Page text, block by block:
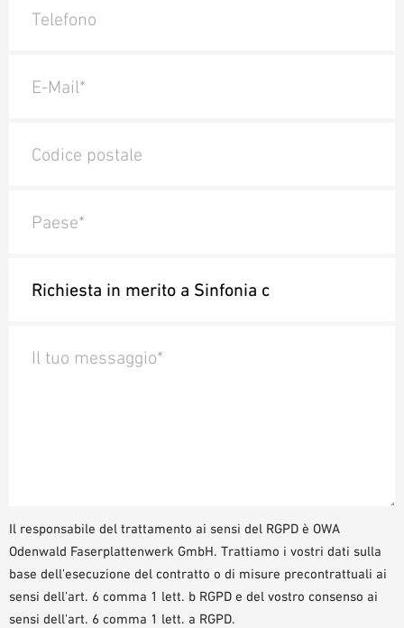
Telefono
E-Mail*
Codice postale
Paese*
Il tuo messaggio*
Il responsabile del trattamento ai sensi del RGPD è OWA
Odenwald Faserplattenwerk GmbH. Trattiamo i vostri dati sulla
base dell'esecuzione del contratto o di misure precontrattuali ai
sensi dell'art. 6 comma 1 lett. b RGPD e del vostro consenso ai
sensi dell'art. 6 comma 1 lett. a RGPD.